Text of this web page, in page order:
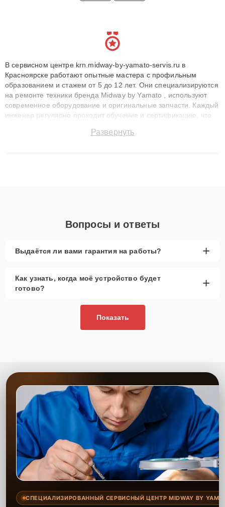
В сервисном центре krn.midway-by-yamato-servis.ru в
Красноярске работают опытные мастера с профильным
образованием и стажем от 5 до 12 лет. Они специализируются
на ремонте техники бренда Midway by Yamato , используют
современное оборудование и оригинальные запчасти. Каждый
инженер регулярно проходит обучение и сертификацию, что
восстанавливать технику с сохранением гарантии до 3 лет.
Развернуть
Вопросы и ответы
Выдаётся ли вами гарантия на работы? +
Как узнать, когда моё устройство будет
готово?
+
Показать
СПЕЦИАЛИЗИРОВАННЫЙ СЕРВИСНЫЙ ЦЕНТР MIDWAY BY